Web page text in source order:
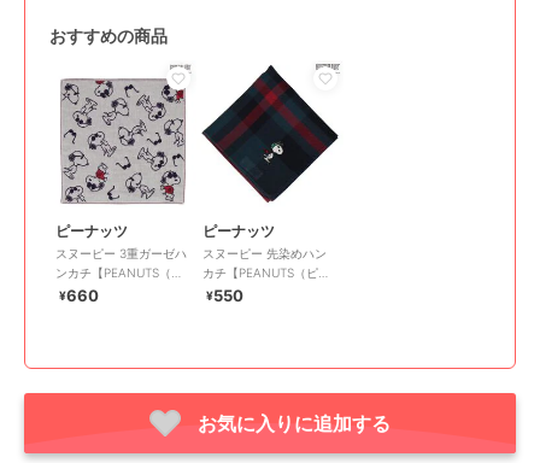
おすすめの商品
ピーナッツ
スヌーピー 3重ガーゼハ
ンカチ【PEANUTS（ピ
ーナッツ）】
¥660
ピーナッツ
スヌーピー 先染めハン
カチ【PEANUTS（ピー
ナッツ）】
¥550
お気に入りに追加する